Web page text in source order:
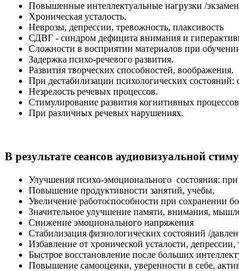
Повышенные интеллектуальные нагрузки /
Хроническая усталость.
Неврозы, депрессии, тревожность, плаксивость
СДВГ - синдром дефицита внимания и
Сложности в восприятии материалов при
Задержка психо-речевого развития.
Развития творческих способностей, воображения.
При дестабилизации психологических
Незрелость речевых процессов.
Стимулирование развития когнитивных
При различных речевых нарушениях.
В результате сеансов аудиовизуальной
Улучшения психо-эмоционального состояния:
Повышение продуктивности занятий, учебы,
Увеличение работоспособности при сохранении
Значительное улучшение памяти, внимания,
Снижение эмоционального напряжения
Стабилизация физиологических состояний /
Избавление от хронической усталости, депрессии,
Быстрое восстановление после больших
Повышение самооценки, уверенности в себе,